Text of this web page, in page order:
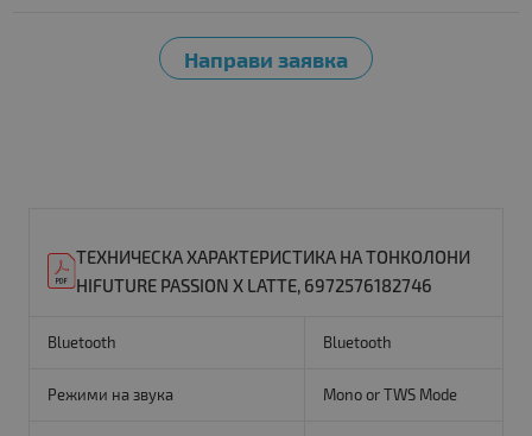
ТЕХНИЧЕСКА ХАРАКТЕРИСТИКА НА ТОНКОЛОНИ
HIFUTURE PASSION X LATTE, 6972576182746
Bluetooth Bluetooth
Режими на звука Mono or TWS Mode